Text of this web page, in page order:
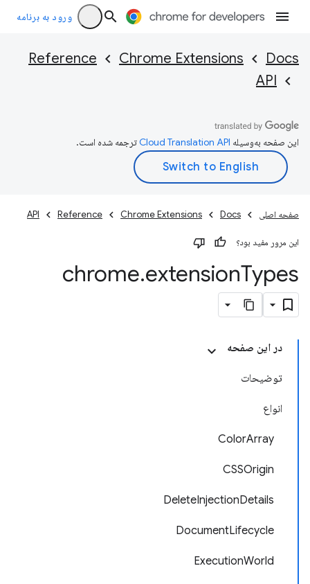
ورود به برنامه
Docs
Chrome Extensions
Reference
API
این صفحه به‌وسیله ترجمه شده است.
صفحه اصلی Docs
Chrome Extensions
Reference
API
این مرور مفید بود؟
chrome.extensionTypes
در این صفحه
توضیحات
انواع
ColorArray
CSSOrigin
DeleteInjectionDetails
DocumentLifecycle
ExecutionWorld